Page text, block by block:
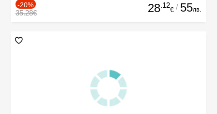
-20%
35.28€ 28.12
€ / 55лв.